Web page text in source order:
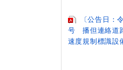
〔公告日：
号 播但連絡道
速度規制標識設